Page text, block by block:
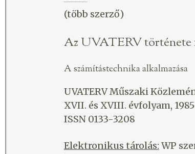
(több szerző)
Az UVATERV története
A számítástechnika alkalmazása
UVATERV Műszaki
XVII. és XVIII. évfolyam,
ISSN 0133-3208
Elektronikus tárolás: WP